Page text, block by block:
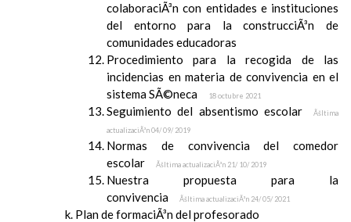
colaboraciÃ³n con entidades e instituciones
del entorno para la construcciÃ³n de
comunidades educadoras
Procedimiento para la recogida de las
incidencias en materia de convivencia en el
sistema SÃ©neca
18 octubre 2021
Seguimiento del absentismo escolar
Ãšltima
actualizaciÃ³n 04/ 09/ 2019
Normas de convivencia del comedor
escolar
Ãšltima actualizaciÃ³n 21/ 10/ 2019
Nuestra propuesta para la
convivencia
Ãšltima actualizaciÃ³n 24/ 05/ 2021
Plan de formaciÃ³n del profesorado